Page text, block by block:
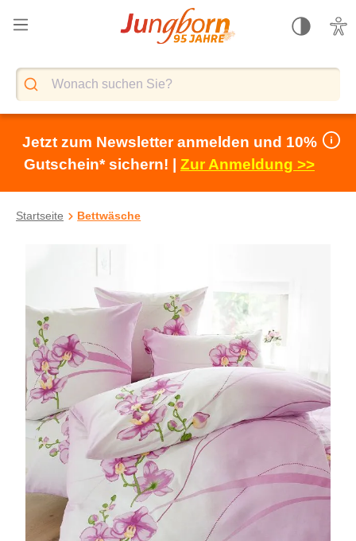
springen
Jetzt zum Newsletter anmelden und 10%
Gutschein* sichern! | Zur Anmeldung >>
Startseite Bettwäsche
Bildergalerie überspringen